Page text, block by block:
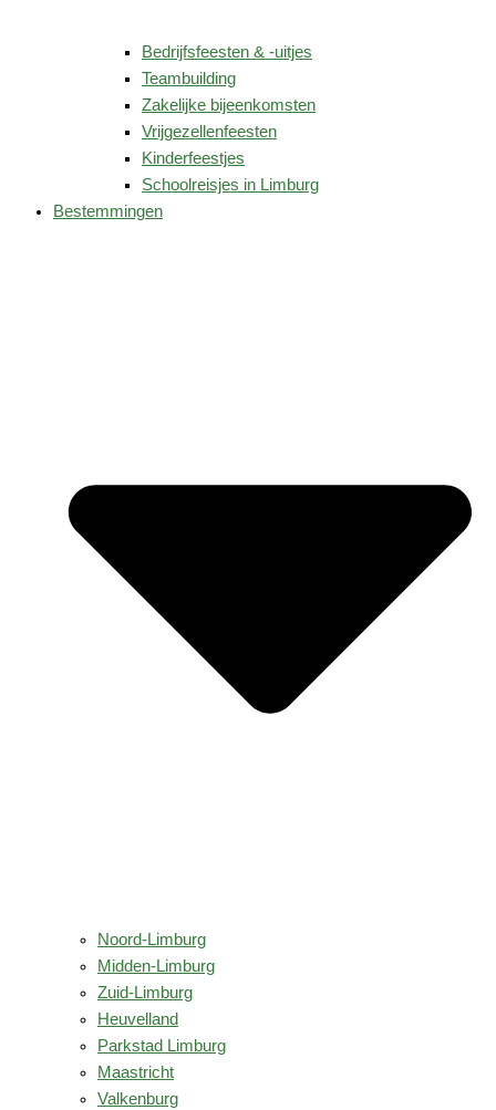
Bedrijfsfeesten & -uitjes
Teambuilding
Zakelijke bijeenkomsten
Vrijgezellenfeesten
Kinderfeestjes
Schoolreisjes in Limburg
Bestemmingen
Noord-Limburg
Midden-Limburg
Zuid-Limburg
Heuvelland
Parkstad Limburg
Maastricht
Valkenburg